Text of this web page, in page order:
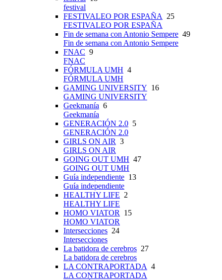
festival
FESTIVALEO POR ESPAÑA
25
FESTIVALEO POR ESPAÑA
Fin de semana con Antonio Sempere 49
Fin de semana con Antonio Sempere
FNAC 9
FNAC
FÓRMULA UMH 4
FÓRMULA UMH
GAMING UNIVERSITY 16
GAMING UNIVERSITY
Geekmanía 6
Geekmanía
GENERACIÓN 2.0 5
GENERACIÓN 2.0
GIRLS ON AIR 3
GIRLS ON AIR
GOING OUT UMH 47
GOING OUT UMH
Guía independiente 13
Guía independiente
HEALTHY LIFE 2
HEALTHY LIFE
HOMO VIATOR
15
HOMO VIATOR
Intersecciones 24
Intersecciones
La batidora de cerebros 27
La batidora de cerebros
LA CONTRAPORTADA 4
LA CONTRAPORTADA